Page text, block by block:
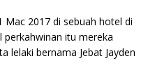
Mac 2017 di sebuah hotel di
perkahwinan itu mereka
lelaki bernama Jebat Jayden